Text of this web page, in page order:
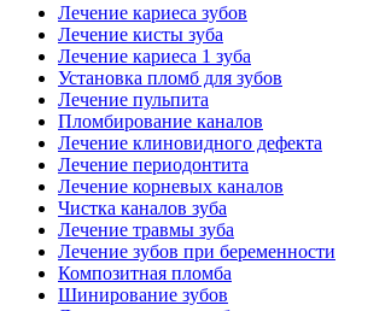
Лечение кариеса зубов
Лечение кисты зуба
Лечение кариеса 1 зуба
Установка пломб для зубов
Лечение пульпита
Пломбирование каналов
Лечение клиновидного дефекта
Лечение периодонтита
Лечение корневых каналов
Чистка каналов зуба
Лечение травмы зуба
Лечение зубов при беременности
Композитная пломба
Шинирование зубов